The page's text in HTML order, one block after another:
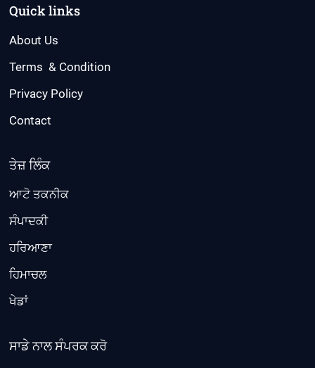
Quick links
About Us
Terms & Condition
Privacy Policy
Contact
ਤੇਜ਼ ਲਿੰਕ
ਆਟੋ ਤਕਨੀਕ
ਸੰਪਾਦਕੀ
ਹਰਿਆਣਾ
ਹਿਮਾਚਲ
ਖੇਡਾਂ
ਸਾਡੇ ਨਾਲ ਸੰਪਰਕ ਕਰੋ